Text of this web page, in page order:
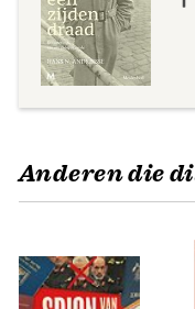
Anderen die